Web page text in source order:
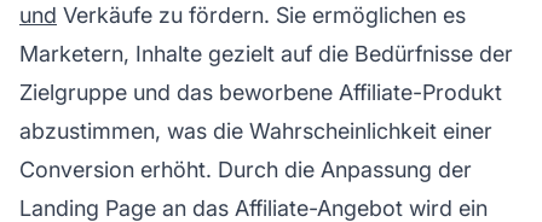
und Verkäufe zu fördern. Sie ermöglichen es
Marketern, Inhalte gezielt auf die Bedürfnisse der
Zielgruppe und das beworbene Affiliate-Produkt
abzustimmen, was die Wahrscheinlichkeit einer
Conversion erhöht. Durch die Anpassung der
Landing Page an das Affiliate-Angebot wird ein